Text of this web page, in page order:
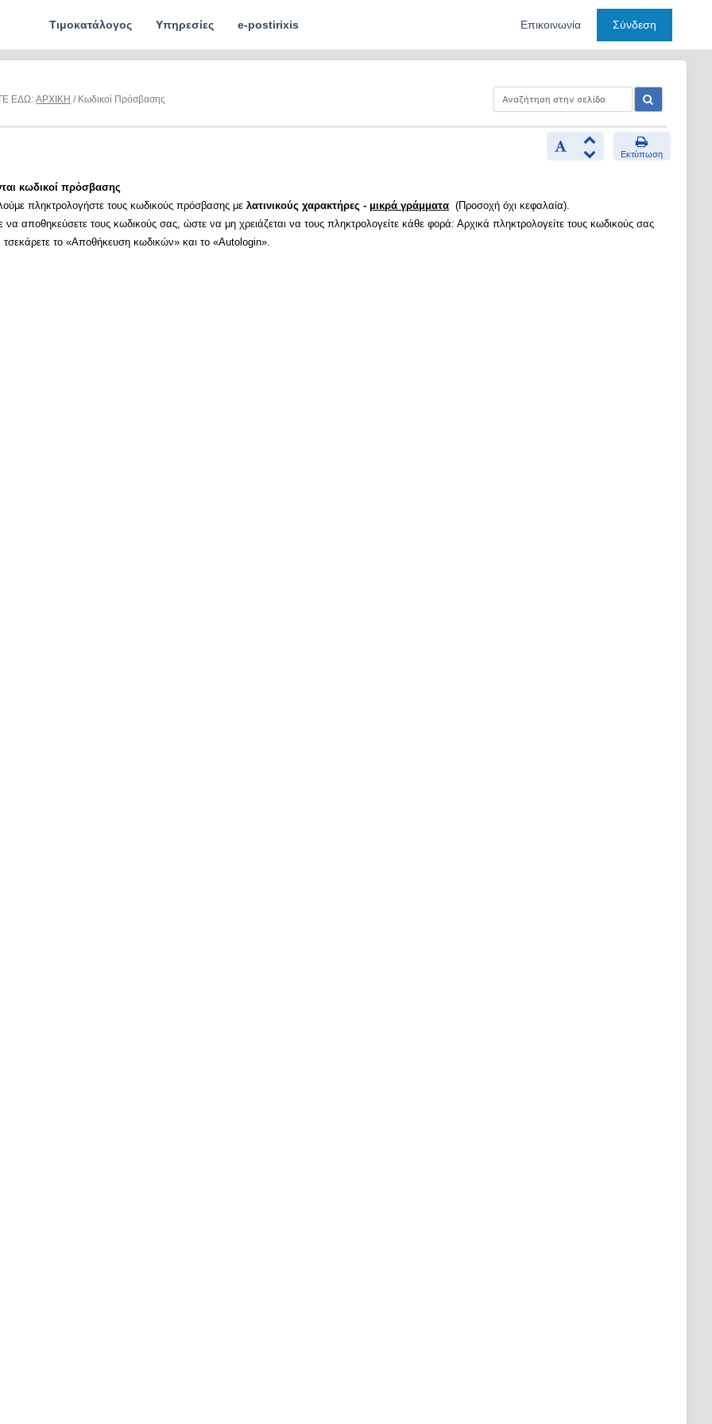
Τιμοκατάλογος Υπηρεσίες e-postirixis Επικοινωνία Σύνδεση
ΕΔΩ:ΑΡΧΙΚΗ / Κωδικοί Πρόσβασης
Εκτύπωση
κωδικοί πρόσβασης
πληκτρολογήστε τους κωδικούς πρόσβασης μελατινικούς χαρακτήρες - μικρά γράμματα (Προσοχή όχι κεφαλαία).
να αποθηκεύσετε τους κωδικούς σας, ώστε να μη χρειάζεται να τους πληκτρολογείτε κάθε φορά: Αρχικά πληκτρολογείτε τους κωδικούς σας
τσεκάρετε το «Αποθήκευση κωδικών» και το «Autologin».